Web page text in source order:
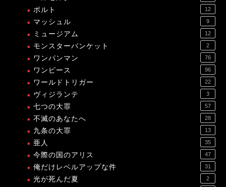
ボルト 12
マッシュル 9
ミュージアム 12
モンスターバンケット 2
ワンパンマン 76
ワンピース 96
ワールドトリガー 22
ヴィジランテ 3
七つの大罪 57
不滅のあなたへ 28
九条の大罪 13
亜人 35
今際の国のアリス 47
俺だけレベルアップな件 31
光が死んだ夏 2